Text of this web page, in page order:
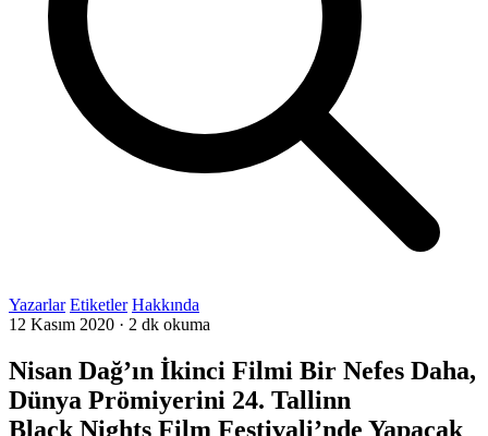
Yazarlar Etiketler Hakkında
12 Kasım 2020 · 2 dk okuma
Nisan Dağ’ın İkinci Filmi Bir Nefes Daha,
Dünya Prömiyerini 24. Tallinn
Black Nights Film Festivali’nde Yapacak